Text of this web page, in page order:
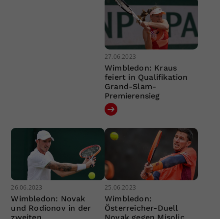
27.06.2023
Wimbledon: Kraus
feiert in Qualifikation
Grand-Slam-
Premierensieg
26.06.2023
Wimbledon: Novak
und Rodionov in der
25.06.2023
Wimbledon:
Österreicher-Duell